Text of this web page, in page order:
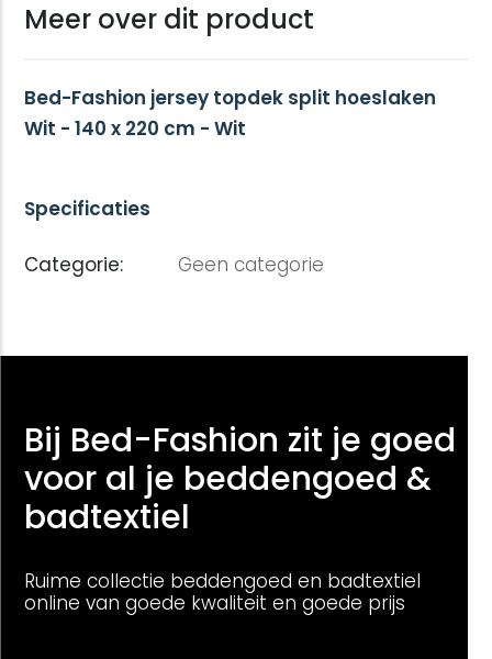
Meer over dit product
Bed-Fashion jersey topdek split hoeslaken
Wit - 140 x 220 cm - Wit
Specificaties
Categorie: Geen categorie
Bij Bed-Fashion zit je goed
voor al je beddengoed &
badtextiel
Ruime collectie beddengoed en badtextiel
online van goede kwaliteit en goede prijs